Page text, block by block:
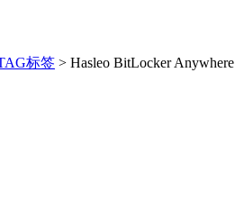
标签 > Hasleo BitLocker Anywhere